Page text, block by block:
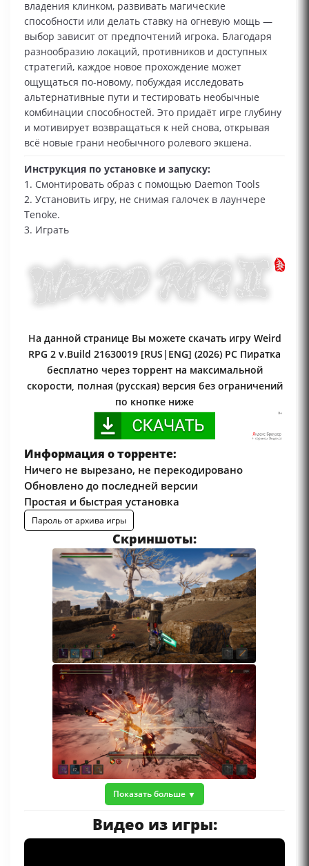
владения клинком, развивать магические
способности или делать ставку на огневую мощь —
выбор зависит от предпочтений игрока. Благодаря
разнообразию локаций, противников и доступных
стратегий, каждое новое прохождение может
ощущаться по‑новому, побуждая исследовать
альтернативные пути и тестировать необычные
комбинации способностей. Это придаёт игре глубину
и мотивирует возвращаться к ней снова, открывая
всё новые грани необычного ролевого экшена.
Инструкция по установке и запуску:
1. Смонтировать образ с помощью Daemon Tools
2. Установить игру, не снимая галочек в лаунчере
Tenoke.
3. Играть
На данной странице Вы можете скачать игру Weird
RPG 2 v.Build 21630019 [RUS|ENG] (2026) PC Пиратка
бесплатно через торрент на максимальной
скорости, полная (русская) версия без ограничений
по кнопке ниже
Информация о торренте:
Ничего не вырезано, не перекодировано
Обновлено до последней версии
Простая и быстрая установка
Пароль от архива игры
Скриншоты:
Показать больше
Видео из игры: